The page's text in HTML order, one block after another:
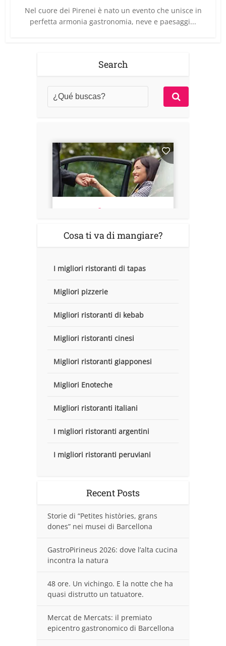
Nel cuore dei Pirenei è nato un evento che unisce in
perfetta armonia gastronomia, neve e paesaggi...
Search
Cosa ti va di mangiare?
I migliori ristoranti di tapas
Migliori pizzerie
Migliori ristoranti di kebab
Migliori ristoranti cinesi
Migliori ristoranti giapponesi
Migliori Enoteche
Migliori ristoranti italiani
I migliori ristoranti argentini
I migliori ristoranti peruviani
Recent Posts
Storie di “Petites històries, grans
dones” nei musei di Barcellona
GastroPirineus 2026: dove l’alta cucina
incontra la natura
48 ore. Un vichingo. E la notte che ha
quasi distrutto un tatuatore.
Mercat de Mercats: il premiato
epicentro gastronomico di Barcellona